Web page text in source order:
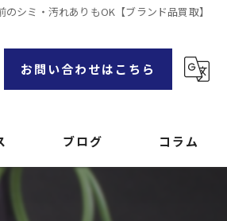
シミ・汚れありもOK【ブランド品買取】
お問い合わせはこちら
ブログ コラム